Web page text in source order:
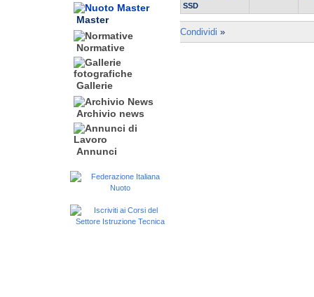
Master
Normative
Gallerie
Archivio news
Annunci
SSD
Condividi »